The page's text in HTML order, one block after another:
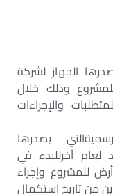
الجهاز لشركة
وذلك خلال
والإجراءات
يصدرها
لعام آخرللبدء في
للمشروع وإجراء
من تاريخ استكمال